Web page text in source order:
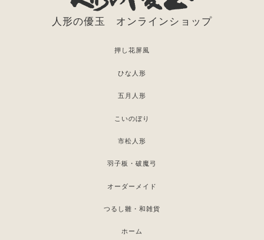
人形の優玉 オンラインショップ
押し花屏風
ひな人形
五月人形
こいのぼり
市松人形
羽子板・破魔弓
オーダーメイド
つるし雛・和雑貨
ホーム